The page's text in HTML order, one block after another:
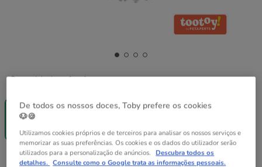
Quantidades:1 ud.
1 ud.
un.
3.99€
Preço 3.99€
3.99€
De todos os nossos doces, Toby prefere os cookies
🐶🍪
Utilizamos cookies próprios e de terceiros para analisar os nossos serviços e
memorizar as suas preferências. Os cookies e os dados do utilizador serão
utilizados para a personalização de anúncios. Descubra todos os
detalhes. Consulte como o Google trata as informações pessoais.